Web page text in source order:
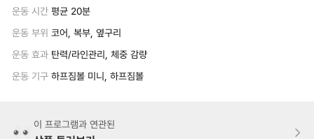
운동 시간 평균 20분
운동 부위 코어, 복부, 옆구리
운동 효과 탄력/라인관리, 체중 감량
운동 기구 하프짐볼 미니, 하프짐볼
이 프로그램과 연관된